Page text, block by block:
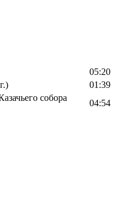
05:20
01:39
собора
04:54